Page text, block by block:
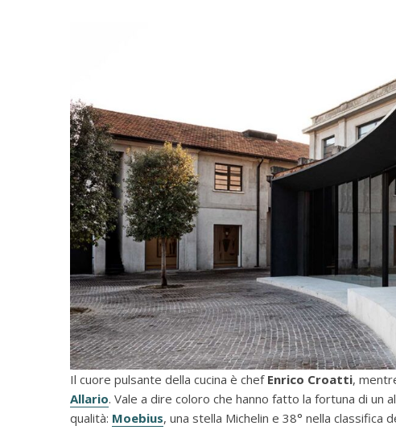
Il cuore pulsante della cucina è chef Enrico Croatti,
Allario. Vale a dire coloro che hanno fatto la fortuna di un
qualità: Moebius, una stella Michelin e 38° nella classifica